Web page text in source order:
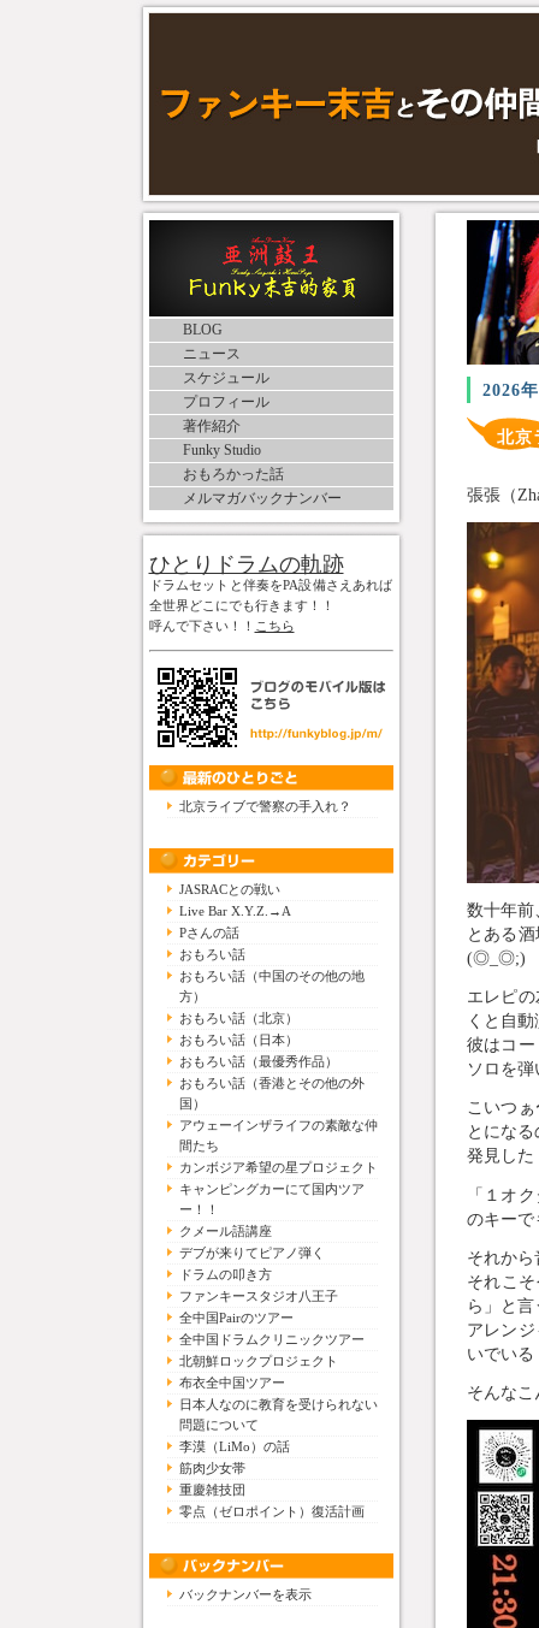
BLOG
ニュース
スケジュール
プロフィール
著作紹介
Funky Studio
おもろかった話
メルマガバックナンバー
ひとりドラムの軌跡
ドラムセットと伴奏をPA設備さえあれば
全世界どこにでも行きます！！
呼んで下さい！！ こちら
北京ライブで警察の手入れ？
JASRACとの戦い
Live Bar X.Y.Z.→A
Pさんの話
おもろい話
おもろい話（中国のその他の地
方）
おもろい話（北京）
おもろい話（日本）
おもろい話（最優秀作品）
おもろい話（香港とその他の外
国）
アウェーインザライフの素敵な仲
間たち
カンボジア希望の星プロジェクト
キャンピングカーにて国内ツア
ー！！
クメール語講座
デブが来りてピアノ弾く
ドラムの叩き方
ファンキースタジオ八王子
全中国Pairのツアー
全中国ドラムクリニックツアー
北朝鮮ロックプロジェクト
布衣全中国ツアー
日本人なのに教育を受けられない
問題について
李漠（LiMo）の話
筋肉少女帯
重慶雑技団
零点（ゼロポイント）復活計画
バックナンバーを表示
2026
北京
張張（
数十年前
とある
(◎_◎;)
エレピ
くと自
彼はコ
ソロを
こいつ
とにな
発見した
「１オ
のキーで
それか
それこ
ら」と
アレン
いでいる
そんな